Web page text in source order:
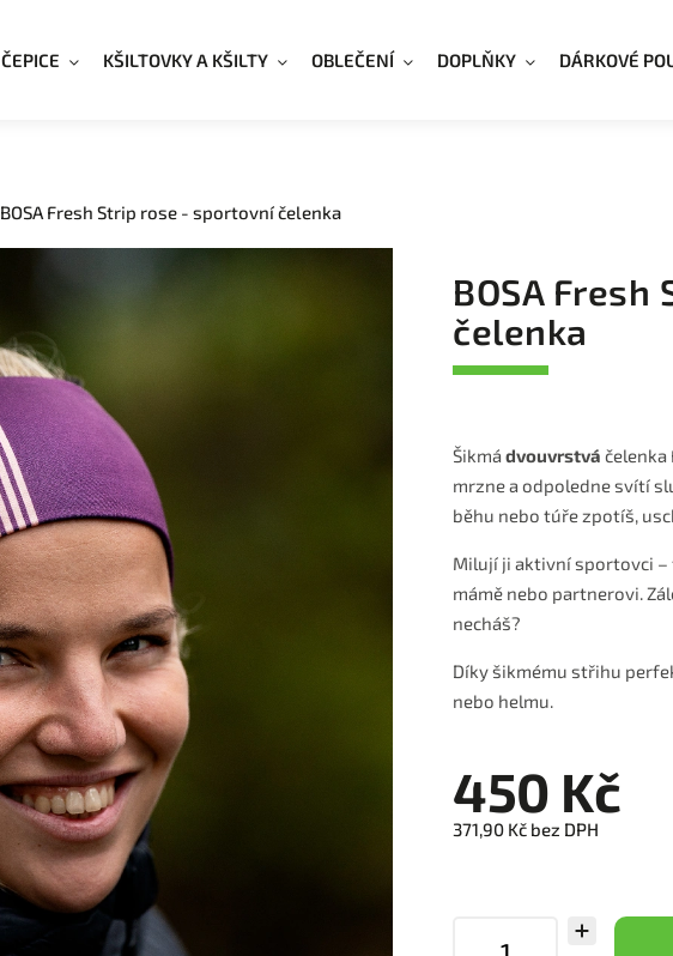
ČEPICE KŠILTOVKY A KŠILTY OBLEČENÍ DOPLŇKY DÁRKOVÉ
BOSA Fresh Strip rose - sportovní čelenka
BOSA
čelenka
Šikmádvouvrstvá čelenka
mrzne a odpoledne svítí
běhu nebo túře zpotíš,
Milují ji aktivní sportovci –
mámě nebo partnerovi.
necháš?
Díky šikmému střihu
nebo helmu.
450 Kč
371,90 Kč bez DPH